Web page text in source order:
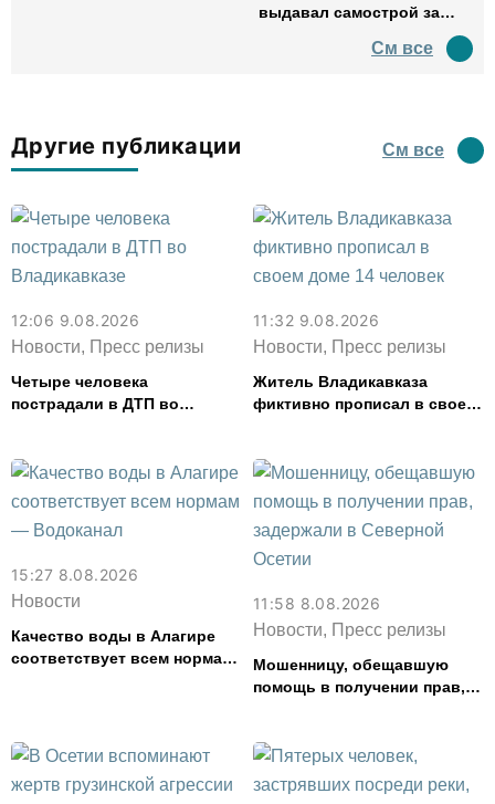
выдавал самострой за
водил туда туристов
См все
Другие публикации См все
12:06 9.08.2026
Новости, Пресс релизы
Четыре человека
пострадали в ДТП во
11:32 9.08.2026
Новости, Пресс релизы
Житель Владикавказа
фиктивно прописал в своем
15:27 8.08.2026
Новости
Качество воды в Алагире
соответствует всем нормам
11:58 8.08.2026
Новости, Пресс релизы
Мошенницу, обещавшую
помощь в получении прав,